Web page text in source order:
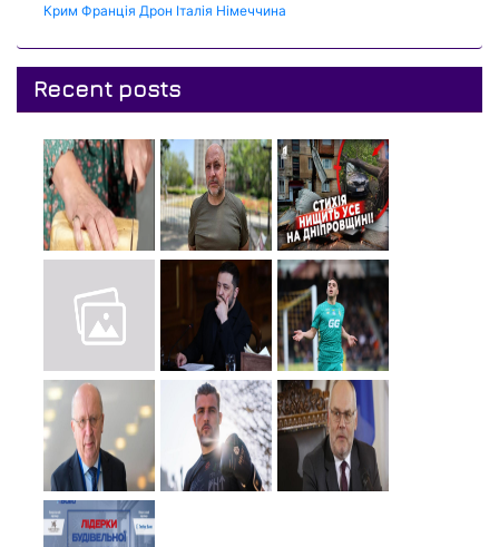
Крим Франція Дрон Італія Німеччина
Recent posts